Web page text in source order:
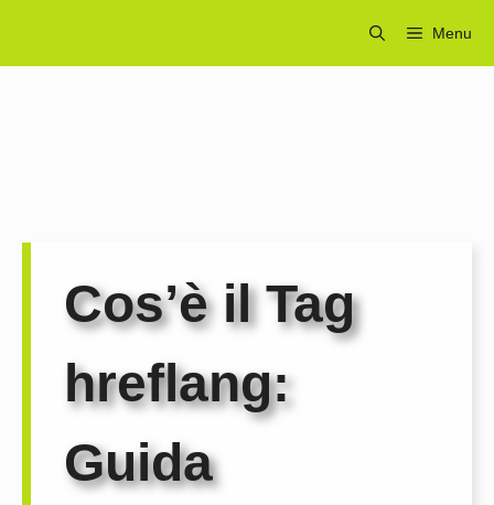
contenuto
Menu
Cos’è il Tag
hreflang:
Guida